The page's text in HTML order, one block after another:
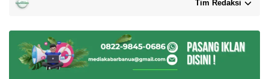
Tim Redaksi